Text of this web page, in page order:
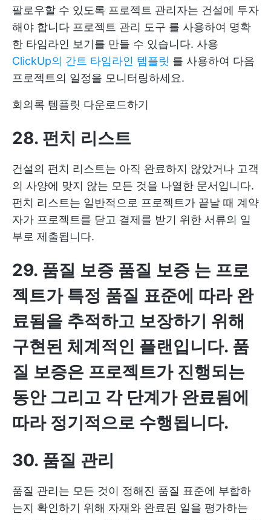
팔로우할 수 있도록 프로젝트 관리자는 건설에 투자
해야 합니다 프로젝트 관리 도구 를 사용하여 명확
한 타임라인 보기를 만들 수 있습니다. 사용
ClickUp의 간트 타임라인 템플릿 를 사용하여 다음
프로젝트의 일정을 모니터링하세요.
회의록 템플릿 다운로드하기
28. 펀치 리스트
건설의 펀치 리스트는 아직 완료하지 않았거나 고객
의 사양에 맞지 않는 모든 것을 나열한 문서입니다.
펀치 리스트는 일반적으로 프로젝트가 끝날 때 계약
자가 프로젝트를 닫고 결제를 받기 위한 서류의 일
부로 제출됩니다.
29. 품질 보증 품질 보증 는 프로
젝트가 특정 품질 표준에 따라 완
료됨을 추적하고 보장하기 위해
구현된 체계적인 플랜입니다. 품
질 보증은 프로젝트가 진행되는
동안 그리고 각 단계가 완료됨에
따라 정기적으로 수행됩니다.
30. 품질 관리
품질 관리는 모든 것이 정해진 품질 표준에 부합하
는지 확인하기 위해 자재와 완료된 일을 평가하는